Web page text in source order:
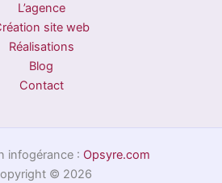
L’agence
site web
Réalisations
Blog
Contact
infogérance : Opsyre.com
© 2026